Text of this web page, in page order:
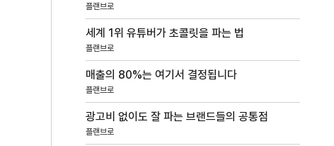
플랜브로
세계 1위 유튜버가 초콜릿을 파는 법
플랜브로
매출의 80%는 여기서 결정됩니다
플랜브로
광고비 없이도 잘 파는 브랜드들의 공통점
플랜브로